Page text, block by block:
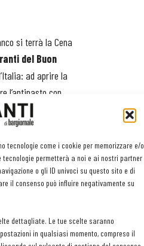
tecnologie come i cookie per memorizzare e/o
permetterà a noi e ai nostri partner
o gli ID univoci su questo sito e di
il consenso può influire negativamente su
dettagliate. Le tue scelte saranno
in qualsiasi momento, compreso il
si terrà la Cena
del Buon
ad aprire la
l’antipasto con
il Toc
poi serviti i
Jim dell’Hotel
su crostone di
si concluderà
Due Golfi (NA)
Zibello (PR),